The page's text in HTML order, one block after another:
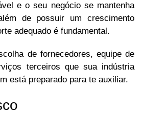
e o seu negócio se mantenha
de possuir um crescimento
adequado é fundamental.
de fornecedores, equipe de
terceiros que sua indústria
está preparado para te auxiliar.